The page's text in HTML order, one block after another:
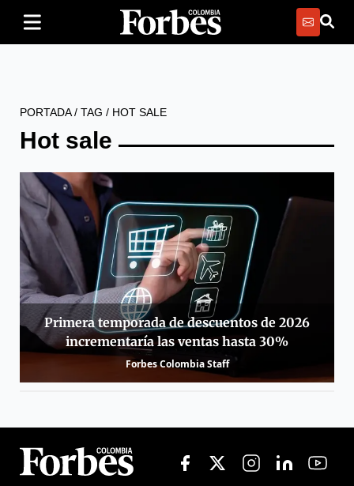
PORTADA/ TAG / HOT SALE
Hot sale
Primera temporada de descuentos de 2026
incrementaría las ventas hasta 30%
Forbes Colombia Staff